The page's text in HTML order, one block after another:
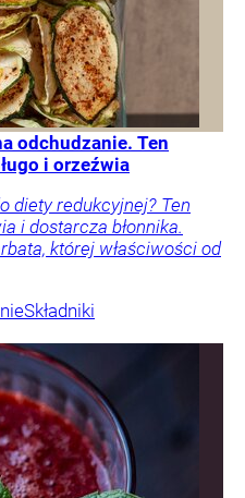
odchudzanie. Ten
i orzeźwia
diety redukcyjnej? Ten
i dostarcza błonnika.
której właściwości od
Składniki